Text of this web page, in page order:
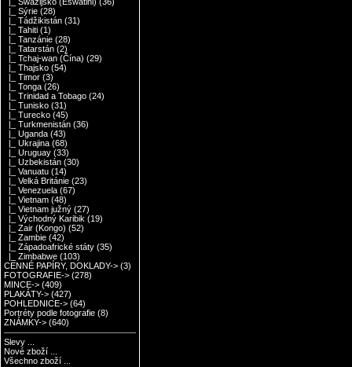
|_ Sýrie (28)
|_ Tádžikistán (31)
|_ Tahiti (1)
|_ Tanzánie (28)
|_ Tatarstán (2)
|_ Tchaj-wan (Čína) (29)
|_ Thajsko (54)
|_ Timor (3)
|_ Tonga (26)
|_ Trinidad a Tobago (24)
|_ Tunisko (31)
|_ Turecko (45)
|_ Turkmenistán (36)
|_ Uganda (43)
|_ Ukrajina (68)
|_ Uruguay (33)
|_ Uzbekistán (30)
|_ Vanuatu (14)
|_ Velká Británie (23)
|_ Venezuela (67)
|_ Vietnam (48)
|_ Vietnam južný (27)
|_ Východný Karibik (19)
|_ Zair (Kongo) (52)
|_ Zambie (42)
|_ Západoafrické státy (35)
|_ Zimbabwe (103)
CENNÉ PAPÍRY, DOKLADY-> (3)
FOTOGRAFIE-> (278)
MINCE-> (409)
PLAKÁTY-> (427)
POHLEDNICE-> (64)
Portréty podle fotografie (8)
ZNÁMKY-> (640)
Slevy ...
Nové zboží ...
Všechno zboží ...